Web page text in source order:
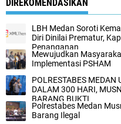
DIREKOMENDASIKAN
LBH Medan Soroti
Diri Dinilai Prematur,
Penanganan
Mewujudkan
Implementasi PSHAM
POLRESTABES
DALAM 300 HARI,
BARANG BUKTI
Polrestabes Medan
Barang Ilegal